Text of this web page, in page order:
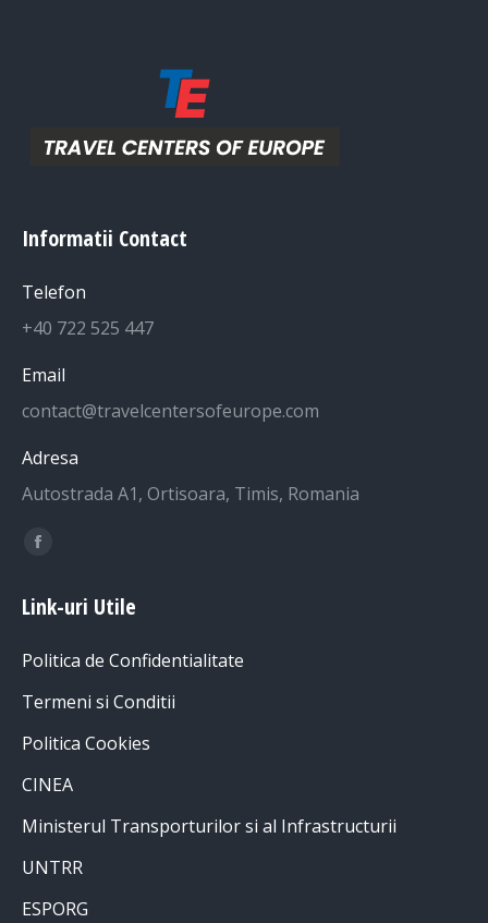
Informatii Contact
Telefon
+40 722 525 447
Email
contact@travelcentersofeurope.com
Adresa
Autostrada A1, Ortisoara, Timis, Romania
Find us on:
Facebook
opens
new
window
Link-uri Utile
Politica de Confidentialitate
Termeni si Conditii
Politica Cookies
CINEA
Ministerul Transporturilor si al Infrastructurii
UNTRR
ESPORG